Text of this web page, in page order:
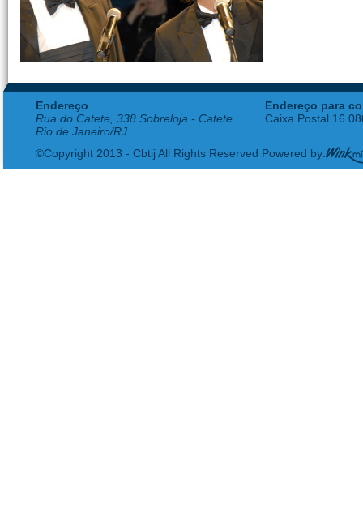
Endereço
Rua do Catete, 338 Sobreloja - Catete
Rio de Janeiro/RJ
Endereço para
Caixa Postal
©Copyright 2013 - Cbtij All Rights Reserved Powered by: